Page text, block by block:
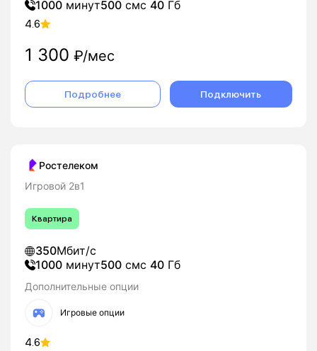
1000 минут500 смс 40 Гб
4.6
1 300 ₽/мес
Подробнее Подключить
Ростелеком
Игровой 2в1
Квартира
350Мбит/с
1000 минут500 смс 40 Гб
Дополнительные опции
Игровые опции
4.6